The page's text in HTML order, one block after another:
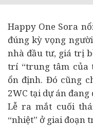
Happy One Sora
đúng kỳ vọng
nhà đầu tư, giá trị
trí “trung tâm của
ổn định. Đó cũng
2WC tại dự án
Lễ ra mắt cuối
“nhiệt” ở giai đoạn